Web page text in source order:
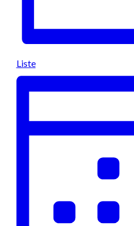
Liste